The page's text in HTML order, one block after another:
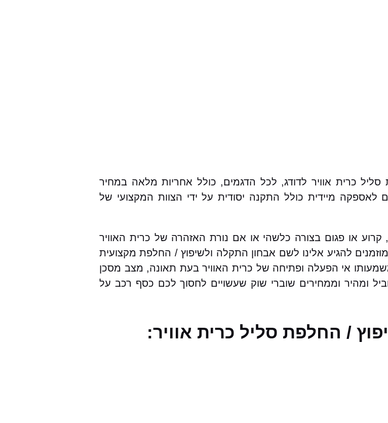
כרית אוויר לדודג, לכל הדגמים, כולל אחריות מלאה במחיר
לאספקה מיידית כולל התקנה יסודית על ידי הצוות המקצועי של
או פגום בצורה כלשהי או אם נורת האזהרה של כרית האוויר
להגיע אלינו לשם אבחון התקלה ולשיפוץ / החלפת מקצועית
אי הפעלה ופתיחה של כרית האוויר בעת תאונה, מצב מסכן
ומהיר וממחירים שוברי שוק שעשויים לחסוך לכם כסף רכב על
/ החלפת סליל כרית אוויר: